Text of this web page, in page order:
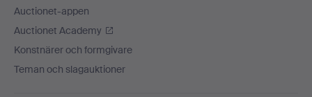
Auctionet-appen
Auctionet Academy
Konstnärer och formgivare
Teman och slagauktioner